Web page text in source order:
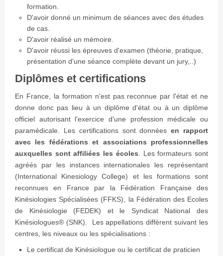
formation.
D'avoir donné un minimum de séances avec des études
de cas.
D'avoir réalisé un mémoire.
D'avoir réussi les épreuves d'examen (théorie, pratique,
présentation d'une séance complète devant un jury,..)
Diplômes et certifications
En France, la formation n'est pas reconnue par l'état et ne
donne donc pas lieu à un diplôme d'état ou à un diplôme
officiel autorisant l'exercice d'une profession médicale ou
paramédicale. Les certifications sont donnéesen rapport
avec les fédérations et associations professionnelles
auxquelles sont affiliées les écoles . Les formateurs sont
agréés par les instances internationales les représentant
(International Kinesiology College) et les formations sont
reconnues en France par la Fédération Française des
Kinésiologies Spécialisées (FFKS), la Fédération des Ecoles
de Kinésiologie (FEDEK) et le Syndicat National des
Kinésiologues® (SNK). Les appellations diffèrent suivant les
centres, les niveaux ou les spécialisations :
Le certificat de Kinésiologue ou le certificat de praticien